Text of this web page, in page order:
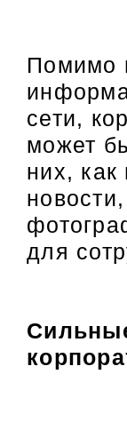
Помимо
сети,
может
них, как
для